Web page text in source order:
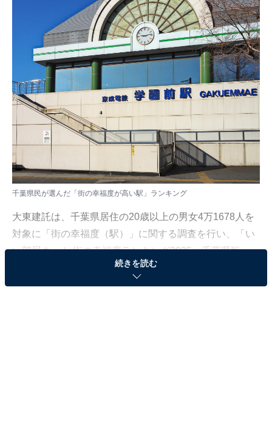
千葉県民が選んだ「街の幸福度が高い駅」ランキング
大東建託は、千葉県居住の20歳以上の男女4万1678人を
対象に「街の幸福度（駅）」に関する調査を行い、「い
い部屋ネット 街の幸福度ランキング2025＜千葉県版＞」
として結果を発表しました。調査は2025年の回答を中心
に、2021年〜2025年の累積（一部2019年・2020年含
続きを読む